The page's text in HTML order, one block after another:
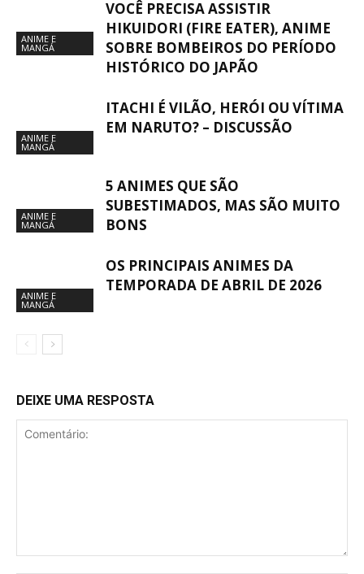
ANIME E
MANGÁ
VOCÊ PRECISA ASSISTIR
HIKUIDORI (FIRE EATER), ANIME
SOBRE BOMBEIROS DO PERÍODO
HISTÓRICO DO JAPÃO
ANIME E
MANGÁ
ITACHI É VILÃO, HERÓI OU VÍTIMA
EM NARUTO? – DISCUSSÃO
ANIME E
MANGÁ
5 ANIMES QUE SÃO
SUBESTIMADOS, MAS SÃO MUITO
BONS
ANIME E
MANGÁ
OS PRINCIPAIS ANIMES DA
TEMPORADA DE ABRIL DE 2026
DEIXE UMA RESPOSTA